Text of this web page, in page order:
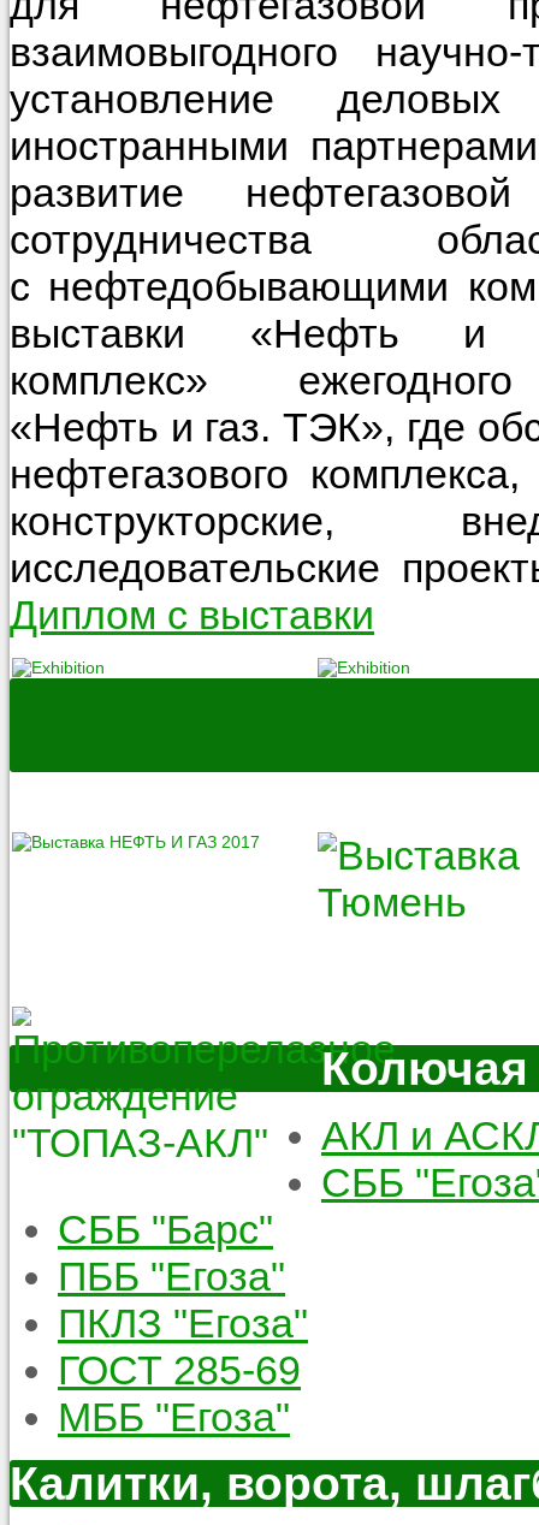
взаимовыгодного
установление
иностранными
развитие
сотрудничества
с нефтедобывающими
выставки «Нефть и
комплекс» ежегодного
«Нефть и газ. ТЭК», где
нефтегазового
конструкторские,
исследовательские
Диплом с выставки
Колючая
АКЛ и
СББ
СББ "Барс"
ПББ "Егоза"
ПКЛЗ "Егоза"
ГОСТ 285-69
МББ "Егоза"
Калитки, ворота,